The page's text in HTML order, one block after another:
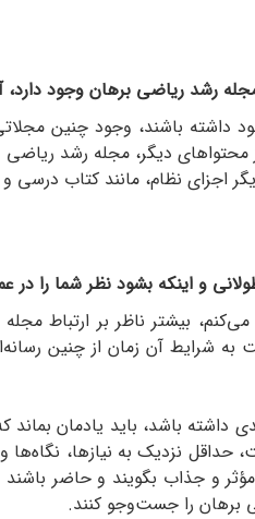
رشد ریاضی برهان وجود
داشته باشند، وجود چنین
محتواهای دیگر، مجله رشد
اجزای نظام، مانند کتاب
و اینکه بشود نظر شما را در
بیشتر ناظر بر ارتباط
و نسبت به شرایط آن زمان از
داشته باشد، باید یادمان
حداقل نزدیک به نیازها،
و جذاب بگویند و حاضر
برهان را جست‌وجو کنند.